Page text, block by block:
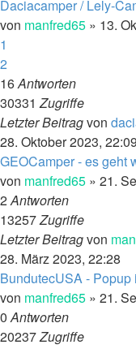
Daciacamper / Lely-
von manfred65 » 13.
1
2
16Antworten
30331Zugriffe
Letzter Beitragvon
28. Oktober 2023, 22:09
GEOCamper - es geht
von manfred65 » 21.
2Antworten
13257Zugriffe
Letzter Beitragvon
28. März 2023, 22:28
BundutecUSA -
von manfred65 » 21.
0Antworten
20237Zugriffe